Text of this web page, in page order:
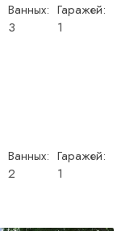
Ванных:
3
Гаражей:
1
Ванных:
2
Гаражей:
1